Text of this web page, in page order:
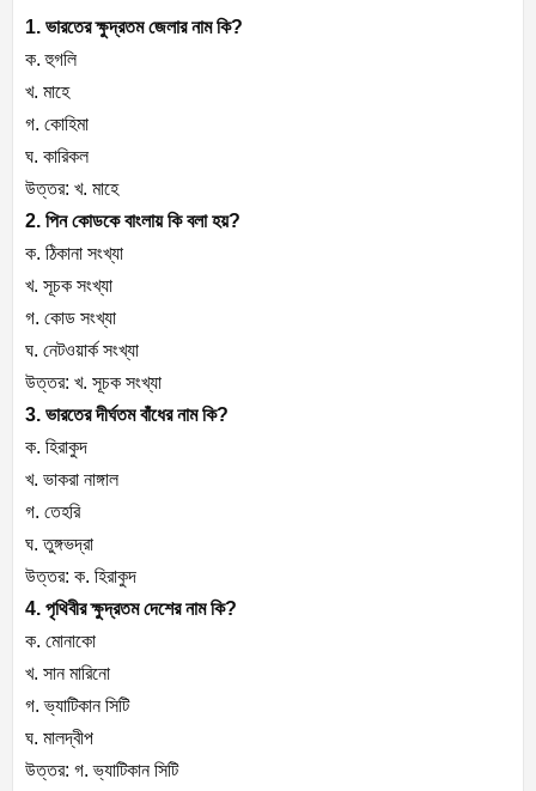
1. ভারতের ক্ষুদ্রতম জেলার নাম কি?
ক. হুগলি
খ. মাহে
গ. কোহিমা
ঘ. কারিকল
উত্তর: খ. মাহে
2. পিন কোডকে বাংলায় কি বলা হয়?
ক. ঠিকানা সংখ্যা
খ. সূচক সংখ্যা
গ. কোড সংখ্যা
ঘ. নেটওয়ার্ক সংখ্যা
উত্তর: খ. সূচক সংখ্যা
3. ভারতের দীর্ঘতম বাঁধের নাম কি?
ক. হিরাকুদ
খ. ভাকরা নাঙ্গাল
গ. তেহরি
ঘ. তুঙ্গভদ্রা
উত্তর: ক. হিরাকুদ
4. পৃথিবীর ক্ষুদ্রতম দেশের নাম কি?
ক. মোনাকো
খ. সান মারিনো
গ. ভ্যাটিকান সিটি
ঘ. মালদ্বীপ
উত্তর: গ. ভ্যাটিকান সিটি